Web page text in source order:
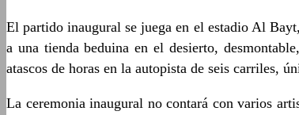
El partido inaugural se juega en el estadio Al
a una tienda beduina en el desierto,
atascos de horas en la autopista de seis carriles,
La ceremonia inaugural no contará con varios